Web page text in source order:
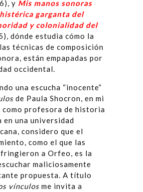
y Mis manos sonoras
garganta del
y colonialidad del
dónde estudia cómo la
técnicas de composición
están empapadas por
occidental.
una escucha “inocente”
de Paula Shocron, en mi
como profesora de historia
en una universidad
considero que el
como el que las
a Orfeo, es la
maliciosamente
propuesta. A título
vínculos me invita a